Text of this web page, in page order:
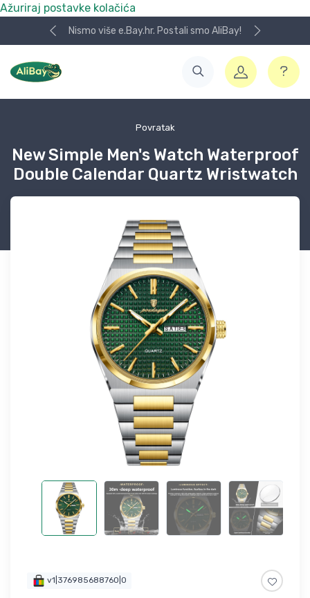
Ažuriraj postavke kolačića
Nismo više e.Bay.hr. Postali smo AliBay!
Povratak
New Simple Men's Watch Waterproof
Double Calendar Quartz Wristwatch
v1|376985688760|0